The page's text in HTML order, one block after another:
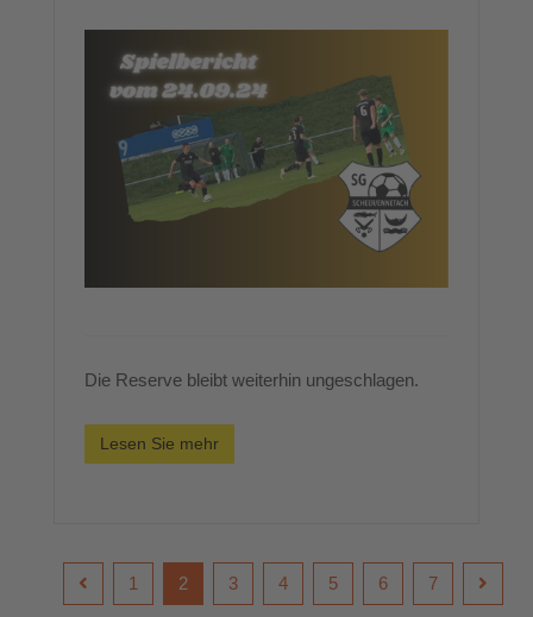
Die Reserve bleibt weiterhin ungeschlagen.
Lesen Sie mehr
1 2 3 4 5 6 7